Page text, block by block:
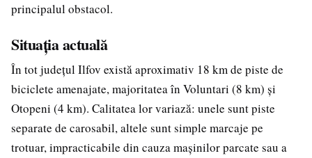
principalul obstacol.
Situația actuală
În tot județul Ilfov există aproximativ 18 km de piste de
biciclete amenajate, majoritatea în Voluntari (8 km) și
Otopeni (4 km). Calitatea lor variază: unele sunt piste
separate de carosabil, altele sunt simple marcaje pe
trotuar, impracticabile din cauza mașinilor parcate sau a